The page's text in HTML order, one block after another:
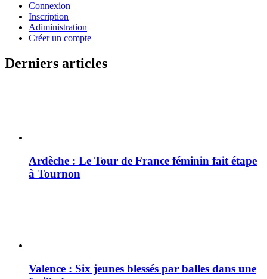
Connexion
Inscription
Adiministration
Créer un compte
Derniers articles
Ardèche : Le Tour de France féminin fait étape
à Tournon
Valence : Six jeunes blessés par balles dans une